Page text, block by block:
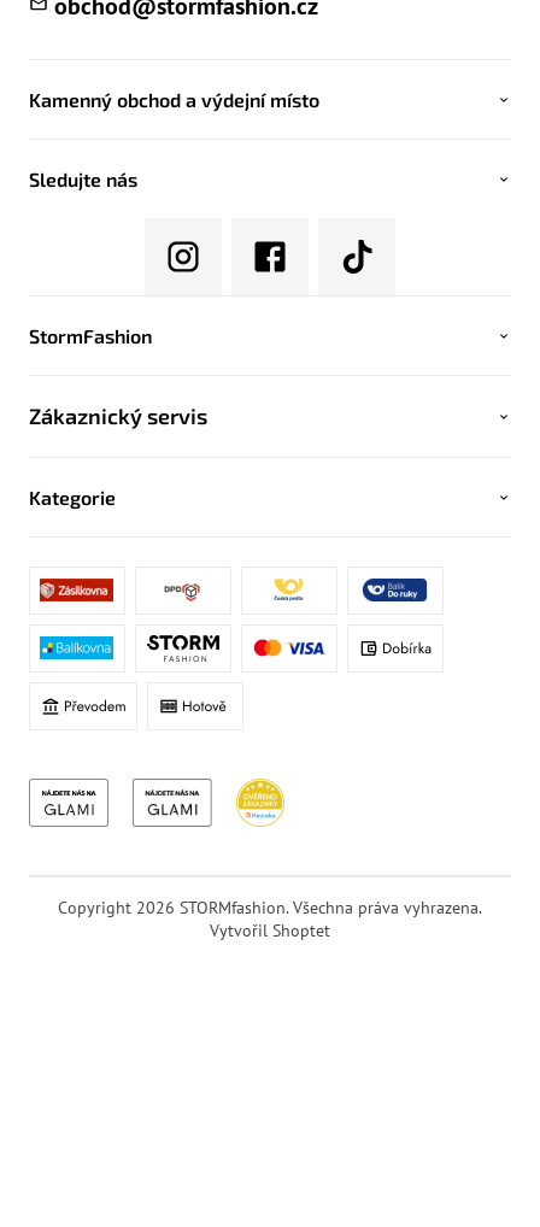
Kamenný obchod a výdejní místo
Sledujte nás
StormFashion
Zákaznický servis
Kategorie
Vytvořil Shoptet
Copyright 2026 STORMfashion. Všechna práva vyhrazena.